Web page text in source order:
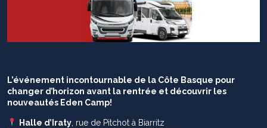
L’événement incontournable de la Côte Basque pour
changer d’horizon avant la rentrée et découvrir les
nouveautés Eden Camp!
Halle d’Iraty, rue de Pitchot à Biarritz